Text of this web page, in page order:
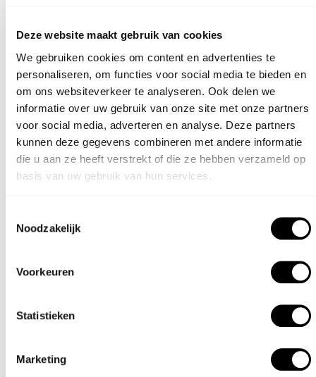
Deze website maakt gebruik van cookies
We gebruiken cookies om content en advertenties te
personaliseren, om functies voor social media te bieden en
om ons websiteverkeer te analyseren. Ook delen we
informatie over uw gebruik van onze site met onze partners
voor social media, adverteren en analyse. Deze partners
kunnen deze gegevens combineren met andere informatie
die u aan ze heeft verstrekt of die ze hebben verzameld op
basis van uw gebruik van hun services.
Noodzakelijk
Voorkeuren
Statistieken
Marketing
Dit product combineert goed met:
VAAS SAND